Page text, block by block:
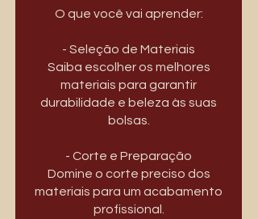
O que você vai aprender:
- Seleção de Materiais
Saiba escolher os melhores
materiais para garantir
durabilidade e beleza às suas
bolsas.
- Corte e Preparação
Domine o corte preciso dos
materiais para um acabamento
profissional.